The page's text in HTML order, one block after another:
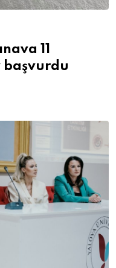
11
başvurdu